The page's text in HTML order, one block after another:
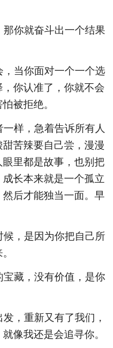
你就奋斗出一个结果
当你面对一个一个选
你认准了，你就不会
被拒绝。
样，急着告诉所有人
苦辣要自己尝，漫漫
里都是故事，也别把
长本来就是一个孤立
后才能独当一面。早
，是因为你把自己所
藏，没有价值，是你
，重新又有了我们，
像我还是会追寻你。